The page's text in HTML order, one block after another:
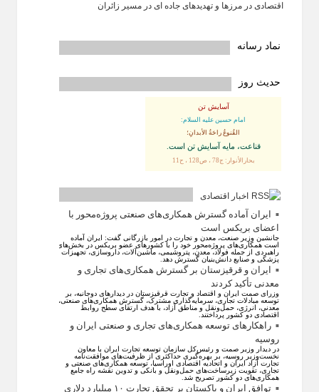
اقتصادی در مرزها و تهدیدهای جاده‌ ای در مسیر زائران
نماد رسانه
حدیث روز
آسایش تن
امام حسین علیه السلام:
القُنوعُ راحَةُ الأبدانِ؛
قناعت، مايه آسايش تن است.
بحارالأنوار: ج78 ، ص128 ، ح11
اخبار اقتصادی
ایران آماده گسترش همکاری‌های صنعتی پروژه‌محور با
اعضای بریکس است
جانشین وزیر صنعت، معدن و تجارت در امور بازرگانی گفت: ایران آماده
است همکاری‌های پروژه‌محور خود را با کشور‌های عضو بریکس در بخش‌های
راهبردی از جمله فولاد، معدن، پتروشیمی، ماشین‌آلات، داروسازی، تجهیزات
پزشکی و صنایع دانش‌بنیان گسترش دهد.
ایران و قرقیزستان بر گسترش همکاری‌های تجاری و
معدنی تأکید کردند
وزرای صمت ایران و اقتصاد و تجارت قرقیزستان در دیدار‌های دوجانبه، بر
توسعه مبادلات تجاری، سرمایه‌گذاری مشترک، گسترش همکاری‌های صنعتی،
معدنی، انرژی، حمل‌ونقل و مناطق آزاد، با هدف ارتقای سطح روابط
اقتصادی دو کشور پرداختند.
راهکارهای توسعه همکاری‌های تجاری و صنعتی ایران و
روسیه
در دیدار وزیر صمت و رئیس‌کل سازمان توسعه تجارت ایران با معاون
نخست‌وزیر روسیه، بر بهره‌گیری حداکثری از ظرفیت‌های موافقت‌نامه
تجارت آزاد ایران و اتحادیه اقتصادی اوراسیا، توسعه همکاری‌های صنعتی و
تجاری، تقویت زیرساخت‌های حمل‌ونقل و بانکی و تدوین نقشه راه جامع
همکاری‌های دو کشور تصریح شد.
توافق ایران و پاکستان بر تحقق تجارت ۱۰ میلیارد دلاری